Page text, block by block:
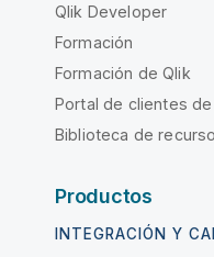
Qlik Developer
Formación
Formación de Qlik
Portal de clientes de
Biblioteca de
Productos
INTEGRACIÓN Y